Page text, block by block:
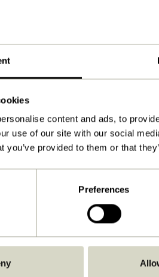
content and ads, to
use of our site with our social
you’ve provided to them or that
Preferences
Bleu, Marron, Rouge
Voir les